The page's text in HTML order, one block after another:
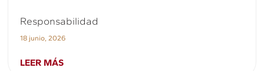
Responsabilidad
18 junio, 2026
LEER MÁS